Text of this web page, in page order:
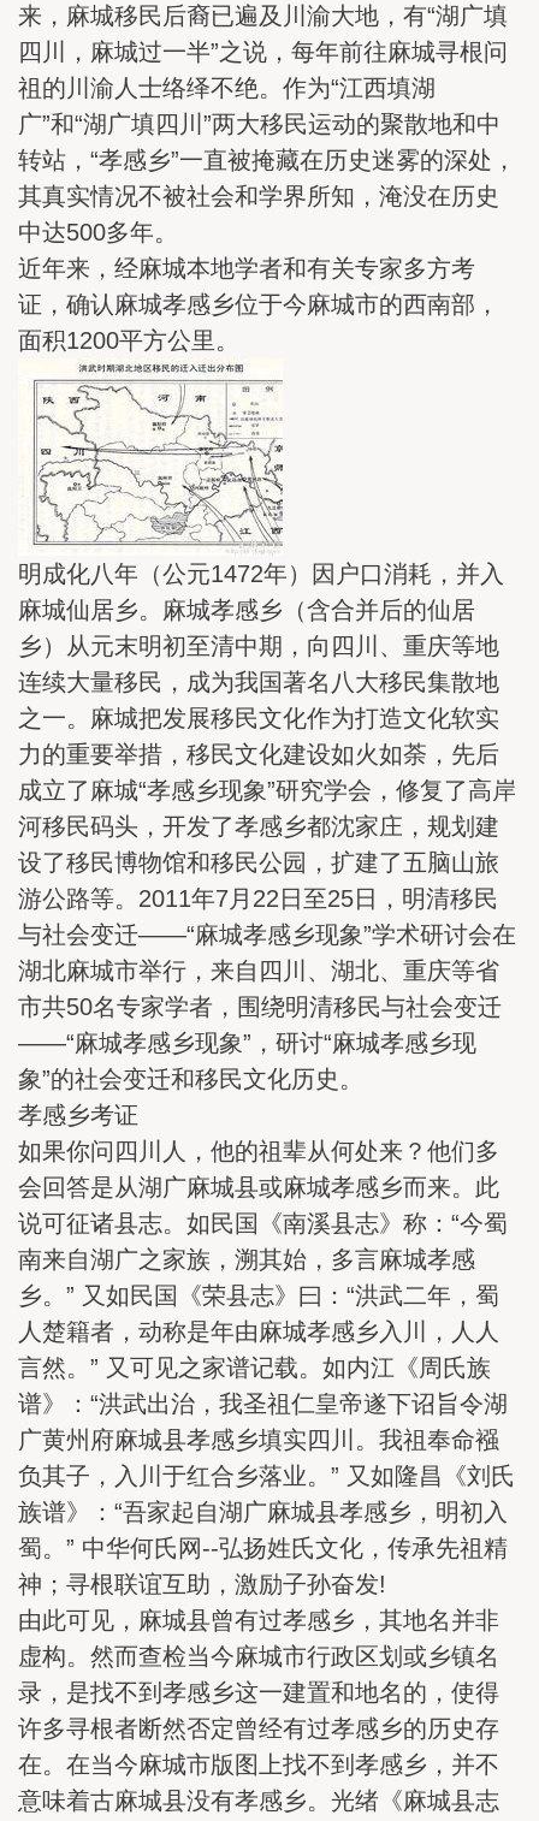
来，麻城移民后裔已遍及川渝大地，有“湖广填
四川，麻城过一半”之说，每年前往麻城寻根问
祖的川渝人士络绎不绝。作为“江西填湖
广”和“湖广填四川”两大移民运动的聚散地和中
转站，“孝感乡”一直被掩藏在历史迷雾的深处，
其真实情况不被社会和学界所知，淹没在历史
中达500多年。
近年来，经麻城本地学者和有关专家多方考
证，确认麻城孝感乡位于今麻城市的西南部，
面积1200平方公里。
明成化八年（公元1472年）因户口消耗，并入
麻城仙居乡。麻城孝感乡（含合并后的仙居
乡）从元末明初至清中期，向四川、重庆等地
连续大量移民，成为我国著名八大移民集散地
之一。麻城把发展移民文化作为打造文化软实
力的重要举措，移民文化建设如火如荼，先后
成立了麻城“孝感乡现象”研究学会，修复了高岸
河移民码头，开发了孝感乡都沈家庄，规划建
设了移民博物馆和移民公园，扩建了五脑山旅
游公路等。2011年7月22日至25日，明清移民
与社会变迁——“麻城孝感乡现象”学术研讨会在
湖北麻城市举行，来自四川、湖北、重庆等省
市共50名专家学者，围绕明清移民与社会变迁
——“麻城孝感乡现象”，研讨“麻城孝感乡现
象”的社会变迁和移民文化历史。
孝感乡考证
如果你问四川人，他的祖辈从何处来？他们多
会回答是从湖广麻城县或麻城孝感乡而来。此
说可征诸县志。如民国《南溪县志》称：“今蜀
南来自湖广之家族，溯其始，多言麻城孝感
乡。” 又如民国《荣县志》曰：“洪武二年，蜀
人楚籍者，动称是年由麻城孝感乡入川，人人
言然。” 又可见之家谱记载。如内江《周氏族
谱》：“洪武出治，我圣祖仁皇帝遂下诏旨令湖
广黄州府麻城县孝感乡填实四川。我祖奉命襁
负其子，入川于红合乡落业。” 又如隆昌《刘氏
族谱》：“吾家起自湖广麻城县孝感乡，明初入
蜀。” 中华何氏网--弘扬姓氏文化，传承先祖精
神；寻根联谊互助，激励子孙奋发!
由此可见，麻城县曾有过孝感乡，其地名并非
虚构。然而查检当今麻城市行政区划或乡镇名
录，是找不到孝感乡这一建置和地名的，使得
许多寻根者断然否定曾经有过孝感乡的历史存
在。在当今麻城市版图上找不到孝感乡，并不
意味着古麻城县没有孝感乡。光绪《麻城县志